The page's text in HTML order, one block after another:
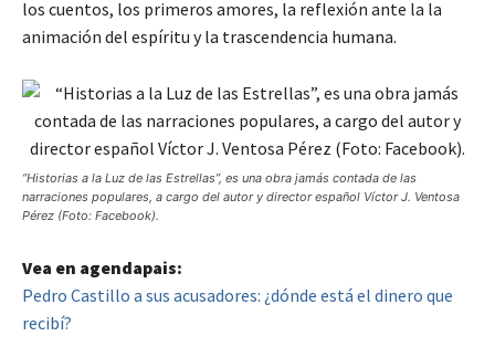
los cuentos, los primeros amores, la reflexión ante la la
animación del espíritu y la trascendencia humana.
“Historias a la Luz de las Estrellas”, es una obra jamás contada de las
narraciones populares, a cargo del autor y director español Víctor J. Ventosa
Pérez (Foto: Facebook).
Vea en agendapais:
Pedro Castillo a sus acusadores: ¿dónde está el dinero que
recibí?